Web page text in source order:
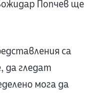
Попчев ще
са
да гледат
мога да